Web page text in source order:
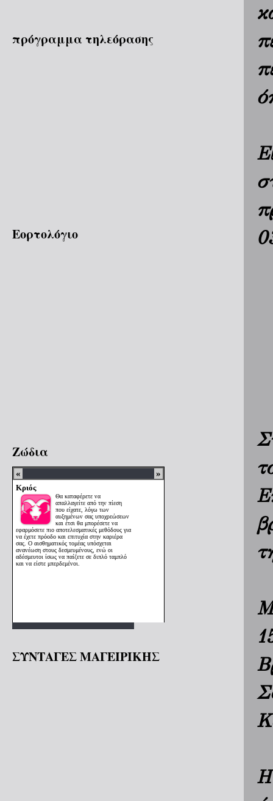
Η
πρόγραμμα τηλεόρασης
Εορτολόγιο
Ζώδια
ΣΥΝΤΑΓΕΣ ΜΑΓΕΙΡΙΚΗΣ